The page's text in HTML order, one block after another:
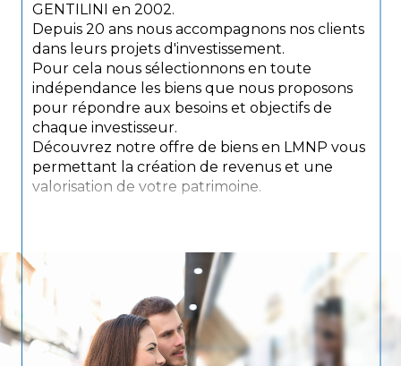
GENTILINI en 2002.
Depuis 20 ans nous accompagnons nos clients
dans leurs projets d'investissement.
Pour cela nous sélectionnons en toute
indépendance les biens que nous proposons
pour répondre aux besoins et objectifs de
chaque investisseur.
Découvrez notre offre de biens en LMNP vous
permettant la création de revenus et une
valorisation de votre patrimoine.